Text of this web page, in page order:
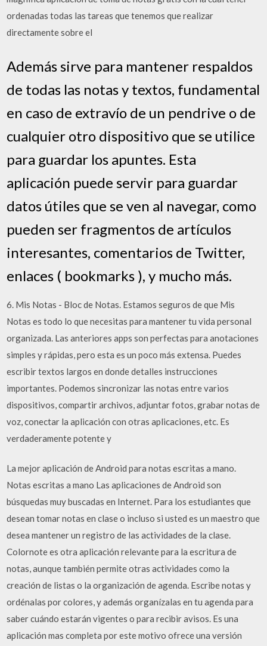
ordenadas todas las tareas que tenemos que realizar
directamente sobre el
Además sirve para mantener respaldos
de todas las notas y textos, fundamental
en caso de extravío de un pendrive o de
cualquier otro dispositivo que se utilice
para guardar los apuntes. Esta
aplicación puede servir para guardar
datos útiles que se ven al navegar, como
pueden ser fragmentos de artículos
interesantes, comentarios de Twitter,
enlaces ( bookmarks ), y mucho más.
6. Mis Notas - Bloc de Notas. Estamos seguros de que Mis
Notas es todo lo que necesitas para mantener tu vida personal
organizada. Las anteriores apps son perfectas para anotaciones
simples y rápidas, pero esta es un poco más extensa. Puedes
escribir textos largos en donde detalles instrucciones
importantes. Podemos sincronizar las notas entre varios
dispositivos, compartir archivos, adjuntar fotos, grabar notas de
voz, conectar la aplicación con otras aplicaciones, etc. Es
verdaderamente potente y
La mejor aplicación de Android para notas escritas a mano.
Notas escritas a mano Las aplicaciones de Android son
búsquedas muy buscadas en Internet. Para los estudiantes que
desean tomar notas en clase o incluso si usted es un maestro que
desea mantener un registro de las actividades de la clase.
Colornote es otra aplicación relevante para la escritura de
notas, aunque también permite otras actividades como la
creación de listas o la organización de agenda. Escribe notas y
ordénalas por colores, y además organízalas en tu agenda para
saber cuándo estarán vigentes o para recibir avisos. Es una
aplicación mas completa por este motivo ofrece una versión